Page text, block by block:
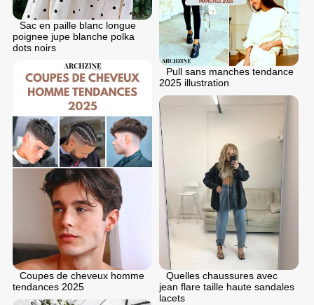
Sac en paille blanc longue
poignee jupe blanche polka
dots noirs
Pull sans manches tendance
2025 illustration
Coupes de cheveux homme
tendances 2025
Quelles chaussures avec
jean flare taille haute sandales
lacets